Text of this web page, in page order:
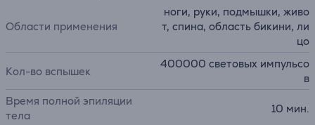
Области применения
ноги, руки, подмышки, живо
т, спина, область бикини, ли
цо
Кол-во вспышек
400000 световых импульсо
в
Время полной эпиляции
тела
10 мин.